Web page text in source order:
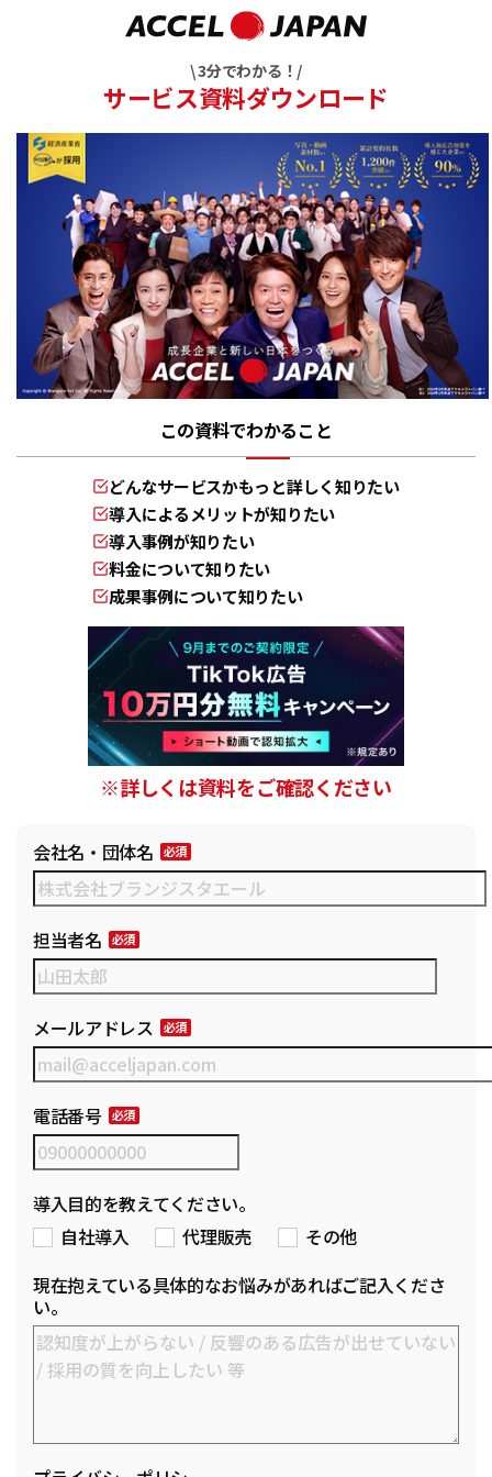
\ 3分でわかる！/
サービス資料ダウンロード
この資料でわかること
どんなサービスかもっと詳しく知りたい
導入によるメリットが知りたい
導入事例が知りたい
料金について知りたい
成果事例について知りたい
※詳しくは資料をご確認ください
会社名・団体名
担当者名
メールアドレス
電話番号
導入目的を教えてください。
自社導入
代理販売
その他
現在抱えている具体的なお悩みがあればご記入くださ
い。